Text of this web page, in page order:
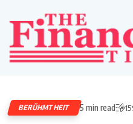
BERÜHMTHEIT 5 min read